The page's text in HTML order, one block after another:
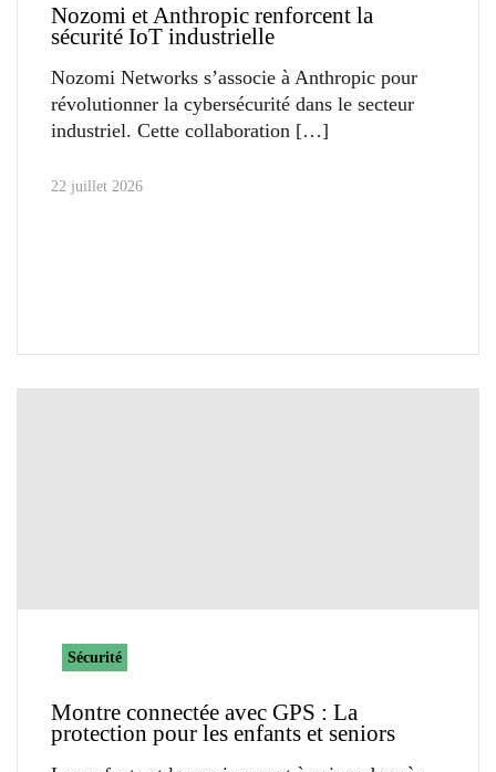
Nozomi et Anthropic renforcent la
sécurité IoT industrielle
Nozomi Networks s’associe à Anthropic pour
révolutionner la cybersécurité dans le secteur
industriel. Cette collaboration
22 juillet 2026
Sécurité
Montre connectée avec GPS : La
protection pour les enfants et seniors